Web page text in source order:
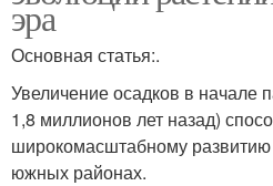
эра
Основная статья:.
Увеличение осадков в начале
1,8 миллионов лет назад)
широкомасштабному
южных районах.